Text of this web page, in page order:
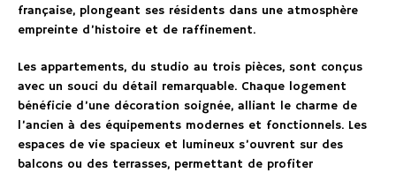
française, plongeant ses résidents dans une atmosphère
empreinte d’histoire et de raffinement.
Les appartements, du studio au trois pièces, sont conçus
avec un souci du détail remarquable. Chaque logement
bénéficie d’une décoration soignée, alliant le charme de
l’ancien à des équipements modernes et fonctionnels. Les
espaces de vie spacieux et lumineux s’ouvrent sur des
balcons ou des terrasses, permettant de profiter